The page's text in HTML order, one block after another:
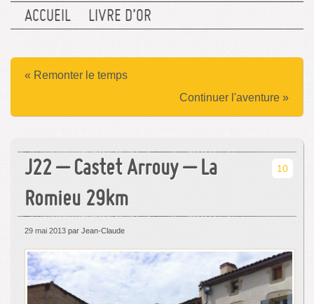
ACCUEIL LIVRE D’OR
Continuer l'aventure »
« Remonter le temps
J22 – Castet Arrouy – La
Romieu 29km
10
29 mai 2013 par Jean-Claude